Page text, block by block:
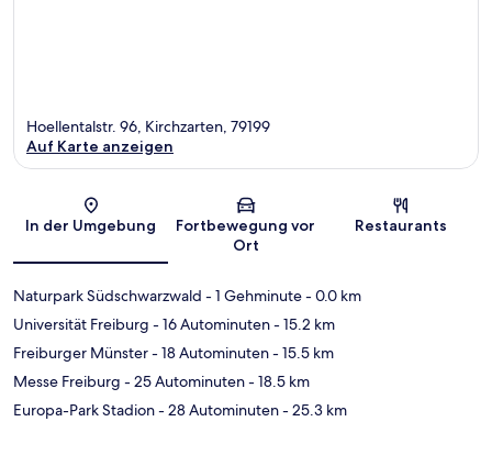
Karte
Hoellentalstr. 96, Kirchzarten, 79199
Auf Karte anzeigen
In der Umgebung
Fortbewegung vor
Ort
Restaurants
Naturpark Südschwarzwald - 1 Gehminute- 0.0 km
Universität Freiburg - 16 Autominuten- 15.2 km
Freiburger Münster- 18 Autominuten- 15.5 km
Messe Freiburg - 25 Autominuten- 18.5 km
Europa-Park Stadion- 28 Autominuten- 25.3 km